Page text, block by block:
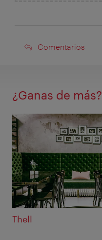
Comentarios
Comentarios
¿Ganas de más?
Thell